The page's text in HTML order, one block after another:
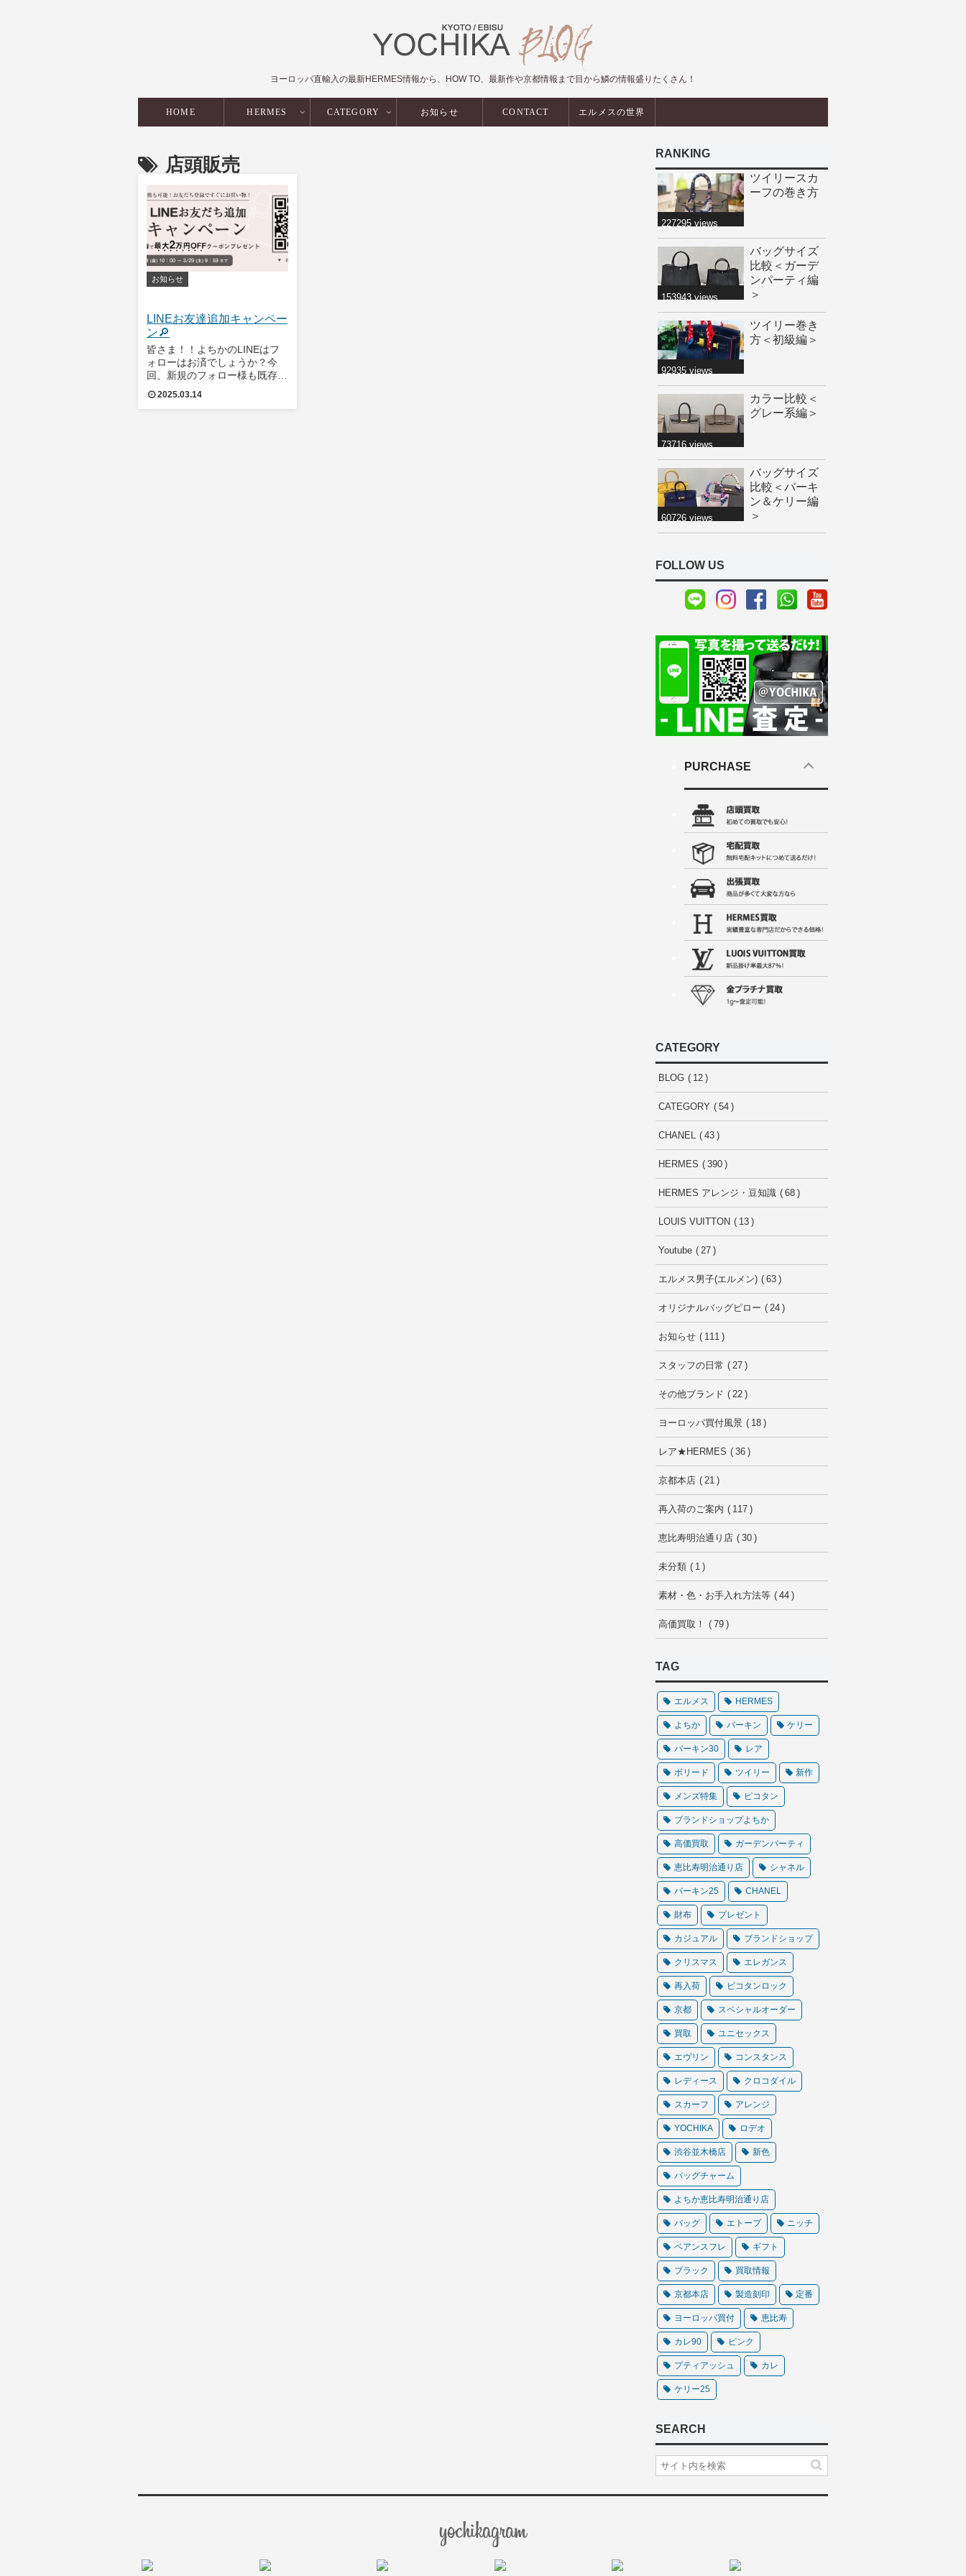
ヨーロッパ直輸入の最新HERMES情報から、HOW TO、最新作や京都情報まで目から鱗の情報盛りたくさん！
HOME HERMES CATEGORY お知らせ CONTACT エルメスの世界
店頭販売
お知らせ
LINEお友達追加キャンペー
ン🔎
皆さま！！よちかのLINEはフ
ォローはお済でしょうか？今
回、新規のフォロー様も既存の
フォロー様にも大変お得なキャ
ンペーンがスタートいたしまし
2025.03.14
RANKING
ツイリースカ
ーフの巻き方
227295 views
バッグサイズ
比較＜ガーデ
ンパーティ編
＞
153943 views
ツイリー巻き
方＜初級編＞
92935 views
カラー比較＜
グレー系編＞
73716 views
バッグサイズ
比較＜バーキ
ン＆ケリー編
＞
60726 views
FOLLOW US
PURCHASE
CATEGORY
BLOG 12
CATEGORY 54
CHANEL 43
HERMES 390
HERMES アレンジ・豆知識 68
LOUIS VUITTON 13
Youtube 27
エルメス男子(エルメン) 63
オリジナルバッグピロー 24
お知らせ 111
スタッフの日常 27
その他ブランド 22
ヨーロッパ買付風景 18
レア★HERMES 36
京都本店 21
再入荷のご案内 117
恵比寿明治通り店 30
未分類 1
素材・色・お手入れ方法等 44
高価買取！ 79
TAG
エルメス HERMES
よちか バーキン ケリー
バーキン30 レア
ボリード ツイリー 新作
メンズ特集 ピコタン
ブランドショップよちか
高価買取 ガーデンパーティ
恵比寿明治通り店 シャネル
バーキン25 CHANEL
財布 プレゼント
カジュアル ブランドショップ
クリスマス エレガンス
再入荷 ピコタンロック
京都 スペシャルオーダー
買取 ユニセックス
エヴリン コンスタンス
レディース クロコダイル
スカーフ アレンジ
YOCHIKA ロデオ
渋谷並木橋店 新色
バッグチャーム
よちか恵比寿明治通り店
バッグ エトープ ニッチ
ベアンスフレ ギフト
ブラック 買取情報
京都本店 製造刻印 定番
ヨーロッパ買付 恵比寿
カレ90 ピンク
プティアッシュ カレ
ケリー25
SEARCH